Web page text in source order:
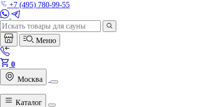
+7 (495) 780-99-55
Меню
0
Москва
Каталог